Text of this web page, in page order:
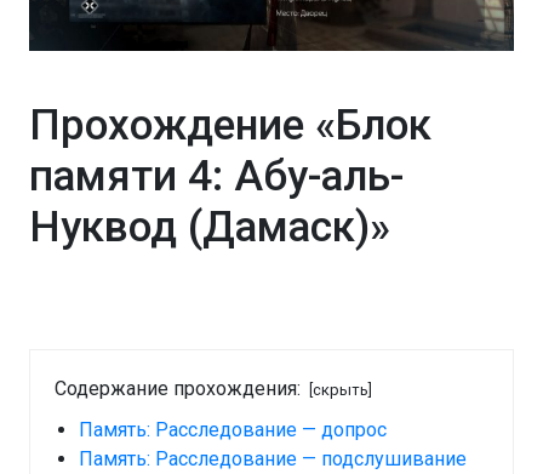
Прохождение «Блок
памяти 4: Абу-аль-
Нуквод (Дамаск)»
Содержание прохождения: [скрыть]
Память: Расследование — допрос
Память: Расследование — подслушивание